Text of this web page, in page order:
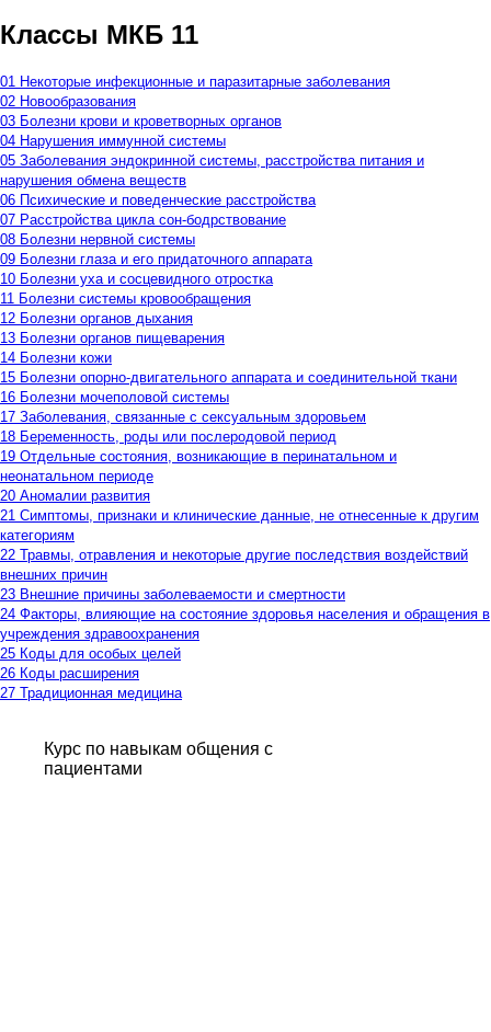
Классы МКБ 11
01 Некоторые инфекционные и паразитарные заболевания
02 Новообразования
03 Болезни крови и кроветворных органов
04 Нарушения иммунной системы
05 Заболевания эндокринной системы, расстройства питания и
нарушения обмена веществ
06 Психические и поведенческие расстройства
07 Расстройства цикла сон-бодрствование
08 Болезни нервной системы
09 Болезни глаза и его придаточного аппарата
10 Болезни уха и сосцевидного отростка
11 Болезни системы кровообращения
12 Болезни органов дыхания
13 Болезни органов пищеварения
14 Болезни кожи
15 Болезни опорно-двигательного аппарата и соединительной ткани
16 Болезни мочеполовой системы
17 Заболевания, связанные с сексуальным здоровьем
18 Беременность, роды или послеродовой период
19 Отдельные состояния, возникающие в перинатальном и
неонатальном периоде
20 Аномалии развития
21 Симптомы, признаки и клинические данные, не отнесенные к другим
категориям
22 Травмы, отравления и некоторые другие последствия воздействий
внешних причин
23 Внешние причины заболеваемости и смертности
24 Факторы, влияющие на состояние здоровья населения и обращения в
учреждения здравоохранения
25 Коды для особых целей
26 Коды расширения
27 Традиционная медицина
Курс по навыкам общения с
пациентами